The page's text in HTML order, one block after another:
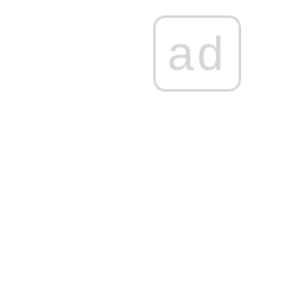
ad